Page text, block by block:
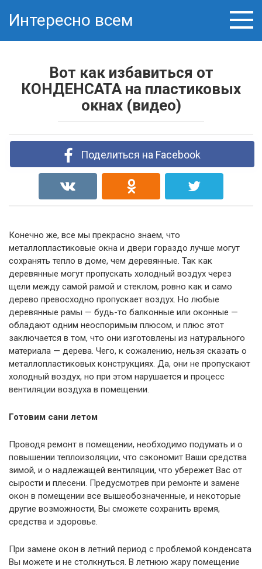
Интересно всем
Вот как избавиться от
КОНДЕНСАТА на пластиковых
окнах (видео)
Поделиться на Facebook
Конечно же, все мы прекрасно знаем, что
металлопластиковые окна и двери гораздо лучше могут
сохранять тепло в доме, чем деревянные. Так как
деревянные могут пропускать холодный воздух через
щели между самой рамой и стеклом, ровно как и само
дерево превосходно пропускает воздух. Но любые
деревянные рамы — будь-то балконные или оконные —
обладают одним неоспоримым плюсом, и плюс этот
заключается в том, что они изготовлены из натурального
материала — дерева. Чего, к сожалению, нельзя сказать о
металлопластиковых конструкциях. Да, они не пропускают
холодный воздух, но при этом нарушается и процесс
вентиляции воздуха в помещении.
Готовим сани летом
Проводя ремонт в помещении, необходимо подумать и о
повышении теплоизоляции, что сэкономит Ваши средства
зимой, и о надлежащей вентиляции, что убережет Вас от
сырости и плесени. Предусмотрев при ремонте и замене
окон в помещении все вышеобозначенные, и некоторые
другие возможности, Вы сможете сохранить время,
средства и здоровье.
При замене окон в летний период с проблемой конденсата
Вы можете и не столкнуться. В летнюю жару помещение